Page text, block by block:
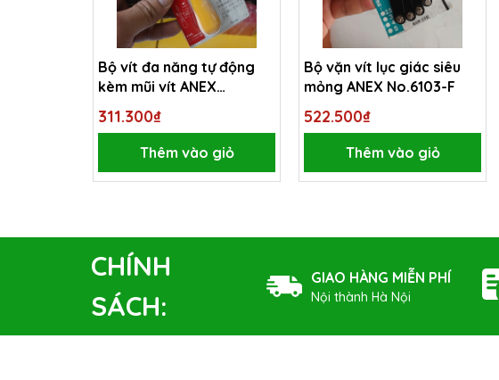
Bộ vít đa năng tự động
kèm mũi vít ANEX
No.6620
311.300₫
Thêm vào giỏ
Bộ vặn vít lục giác siêu
mỏng ANEX No.6103-F
522.500₫
Thêm vào giỏ
CHÍNH
SÁCH:
GIAO HÀNG MIỄN PHÍ
Nội thành Hà Nội